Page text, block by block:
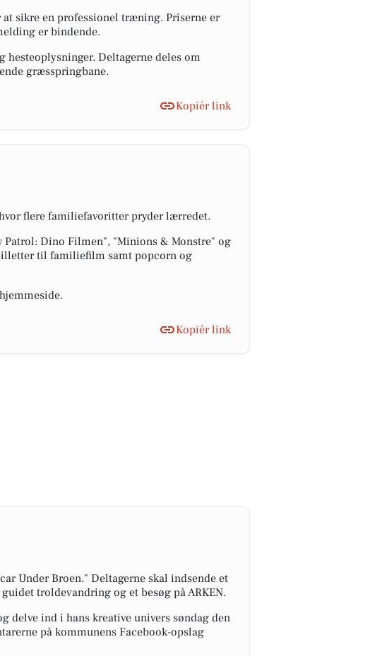
sikre en professionel træning. Priserne er
er bindende.
Deltagerne deles om
græsspringbane.
Kopiér link
flere familiefavoritter pryder lærredet.
Patrol: Dino Filmen", "Minions & Monstre" og
til familiefilm samt popcorn og
Kopiér link
Under Broen." Deltagerne skal indsende et
troldevandring og et besøg på ARKEN.
delve ind i hans kreative univers søndag den
på kommunens Facebook-opslag